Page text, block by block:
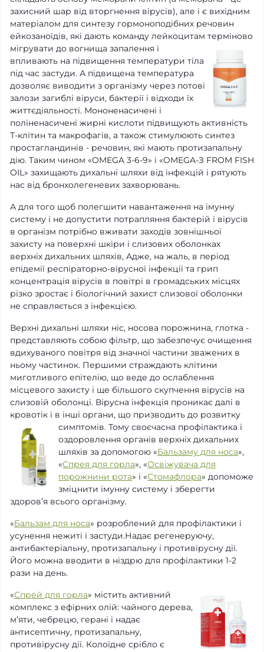
захисний шар від вторгнення вірусів), але і є вихідним
матеріалом для синтезу гормоноподібних речовин
ейкозаноїдів, які дають команду лейкоцитам терміново
мігрувати до вогнища запалення і
впливають на підвищення температури тіла
під час застуди. А підвищена температура
дозволяє виводити з організму через потові
залози загиблі віруси, бактерії і відходи їх
життєдіяльності. Мононенасичені і
поліненасичені жирні кислоти підвищують активність
Т-клітин та макрофагів, а також стимулюють синтез
простагландинів - речовин, які мають протизапальну
дію. Таким чином «OMEGA 3-6-9» і «OMEGA-З FROM FISH
OIL» захищають дихальні шляхи від інфекцій і рятують
нас від бронхолегеневих захворювань.
А для того щоб полегшити навантаження на імунну
систему і не допустити потрапляння бактерій і вірусів
в організм потрібно вживати заходів зовнішньої
захисту на поверхні шкіри і слизових оболонках
верхніх дихальних шляхів, Адже, на жаль, в період
епідемії респіраторно-вірусної інфекції та грип
концентрація вірусів в повітрі в громадських місцях
різко зростає і біологічний захист слизової оболонки
не справляється з інфекцією.
Верхні дихальні шляхи ніс, носова порожнина, глотка -
представляють собою фільтр, що забезпечує очищення
вдихуваного повітря від значної частини зважених в
ньому частинок. Першими страждають клітини
миготливого епітелію, що веде до ослаблення
місцевого захисту і ще більшого скупчення вірусів на
слизовій оболонці. Вірусна інфекція проникає далі в
кровотік і в інші органи, що призводить до розвитку
симптомів. Тому своєчасна профілактика і
оздоровлення органів верхніх дихальних
шляхів за допомогою «Бальзаму для носа»,
«Спрея для горла», «Освіжувача для
порожнини рота» і «Стомафлора» допоможе
зміцнити імунну систему і зберегти
здоров’я всього організму.
«Бальзам для носа» розроблений для профілактики і
усунення нежиті і застуди.Надає регенеруючу,
антибактеріальну, протизапальну і противірусну дії.
Його можна вводити в ніздрю для профілактики 1-2
рази на день.
«Спрей для горла» містить активний
комплекс з ефірних олій: чайного дерева,
м’яти, чебрецю, герані і надає
антисептичну, протизапальну,
противірусну дії. Колоїдне срібло є